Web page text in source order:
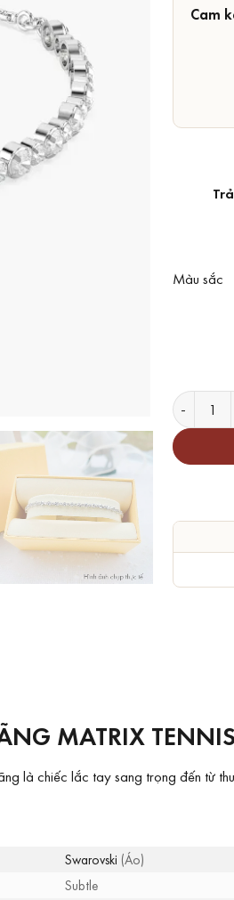
Cam
Màu sắc
Lắc Tay
MATRIX
là chiếc lắc tay sang trọng đến từ
Swarovski (Áo)
Subtle